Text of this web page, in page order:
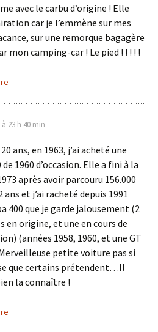
avec le carbu d’origine ! Elle
car je l’emmène sur mes
sur une remorque bagagère
mon camping-car ! Le pied ! ! ! ! !
à 23 h 40 min
20 ans, en 1963, j’ai acheté une
de 1960 d’occasion. Elle a fini à la
après avoir parcouru 156.000
ans et j’ai racheté depuis 1991
400 que je garde jalousement (2
en origine, et une en cours de
(années 1958, 1960, et une GT
petite voiture pas si
que certains prétendent…Il
la connaître !